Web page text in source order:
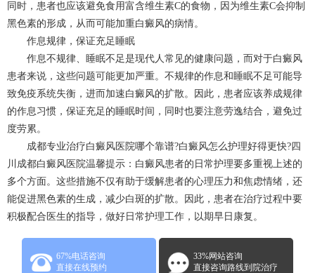
同时，患者也应该避免食用富含维生素C的食物，因为维生素C会抑制
黑色素的形成，从而可能加重白癜风的病情。
作息规律，保证充足睡眠
作息不规律、睡眠不足是现代人常见的健康问题，而对于白癜风
患者来说，这些问题可能更加严重。不规律的作息和睡眠不足可能导
致免疫系统失衡，进而加速白癜风的扩散。因此，患者应该养成规律
的作息习惯，保证充足的睡眠时间，同时也要注意劳逸结合，避免过
度劳累。
成都专业治疗白癜风医院哪个靠谱?白癜风怎么护理好得更快?四
川 成都白癜风 医院温馨提示：白癜风患者的日常护理要多重视上述的
多个方面。这些措施不仅有助于缓解患者的心理压力和焦虑情绪，还
能促进黑色素的生成，减少白斑的扩散。因此，患者在治疗过程中要
积极配合医生的指导，做好日常护理工作，以期早日康复。
67%电话咨询
直接在线预约
33%网站咨询
直接咨询路线到院治疗